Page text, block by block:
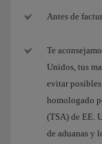
Antes de
Te
Unidos, tus
evitar
homologado
(TSA) de EE.
de aduanas y